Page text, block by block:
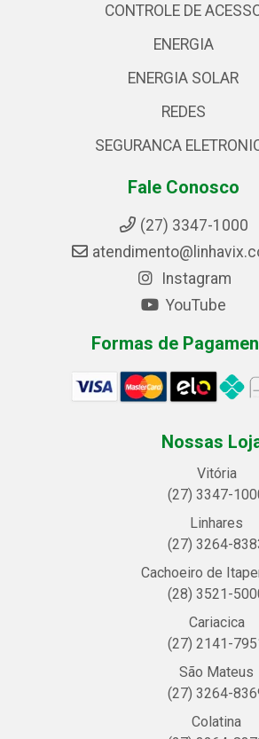
CONTROLE DE
ENERGIA
ENERGIA SOLAR
REDES
SEGURANCA
Fale Conosco
(27) 3347-1000
Instagram
YouTube
Formas de
Nossas
Vitória
(27) 3347-
Linhares
(27) 3264-
Cachoeiro de
(28) 3521-
Cariacica
(27) 2141-
São Mateus
(27) 3264-
Colatina